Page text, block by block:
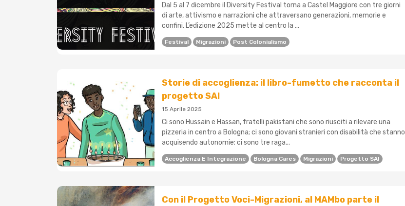
Dal 5 al 7 dicembre il Diversity Festival torna a Castel Maggiore con tre giorni
di arte, attivismo e narrazioni che attraversano generazioni, memorie e
confini. L’edizione 2025 mette al centro la ...
Festival Migrazioni Post Colonialismo
Storie di accoglienza: il libro-fumetto che racconta il
progetto SAI
15 Aprile 2025
Ci sono Hussain e Hassan, fratelli pakistani che sono riusciti a rilevare una
pizzeria in centro a Bologna; ci sono giovani stranieri con disabilità che stanno
acquisendo autonomie; ci sono tre raga...
Accoglienza E Integrazione Bologna Cares Migrazioni Progetto SAI
Con il Progetto Voci-Migrazioni, al MAMbo parte il